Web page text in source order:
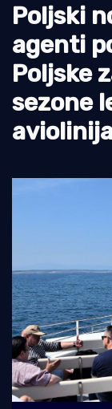
Tradicija i
Poljski
agenti
Poljske
sezone